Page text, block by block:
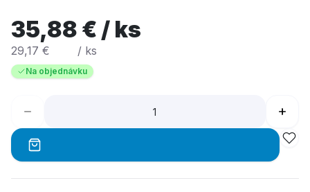
35,88 € / ks
29,17 € / ks
Na objednávku